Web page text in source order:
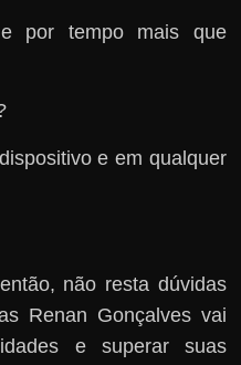
por tempo mais que
e em qualquer
não resta dúvidas
Renan Gonçalves vai
e superar suas